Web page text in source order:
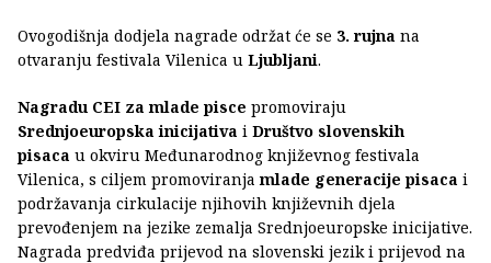
Ovogodišnja dodjela nagrade održat će se 3. rujna na
otvaranju festivala Vilenica u Ljubljani.
Nagradu CEI za mlade pisce promoviraju
Srednjoeuropska inicijativa i Društvo slovenskih
pisaca u okviru Međunarodnog književnog festivala
Vilenica, s ciljem promoviranjamlade generacije pisaca i
podržavanja cirkulacije njihovih književnih djela
prevođenjem na jezike zemalja Srednjoeuropske inicijative.
Nagrada predviđa prijevod na slovenski jezik i prijevod na